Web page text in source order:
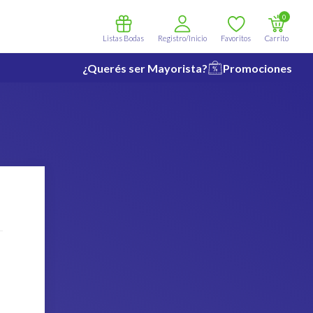
Listas Bodas Registro/Inicio Favoritos Carrito
0
¿Querés ser Mayorista? Promociones